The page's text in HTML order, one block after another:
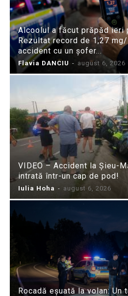
Alcoolul a făcut prăpăd ieri
Rezultat record de 1,27
accident cu un șofer...
Flavia DANCIU - august 6, 2026
VIDEO – Accident la Șieu-
intrată într-un cap de pod!
Iulia Hoha - august 6, 2026
Rocadă eșuată la volan: